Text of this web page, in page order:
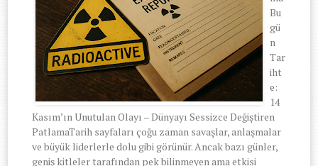
Bu
gü
n
Tar
iht
e:
14
Kasım’ın Unutulan Olayı – Dünyayı Sessizce Değiştiren
PatlamaTarih sayfaları çoğu zaman savaşlar, anlaşmalar
ve büyük liderlerle dolu gibi görünür. Ancak bazı günler,
geniş kitleler tarafından pek bilinmeyen ama etkisi